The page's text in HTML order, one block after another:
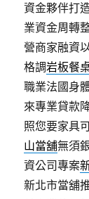
資金夥伴打
業資金周轉
營商家融資
格調岩板餐
職業法國身
來專業貸款
照您要家具
山當舖無須
資公司專案
新北市當舖